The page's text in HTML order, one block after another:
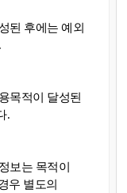
된 후에는 예외
목적이 달성된
.
보는 목적이
우 별도의